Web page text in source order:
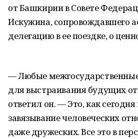
от Башкирии в Совете
Искужина, сопровождавшего
делегацию в ее поездке, о
— Любые
для выстраивания будущих
ответил он. — Это, как
завязывание человеческих
даже дружеских. Все это в